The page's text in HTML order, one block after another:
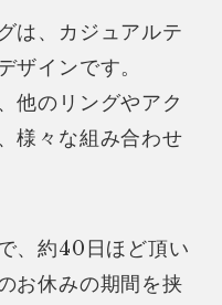
は、カジュアルテ
ザインです。
他のリングやアク
様々な組み合わせ
、約40日ほど頂い
お休みの期間を挟